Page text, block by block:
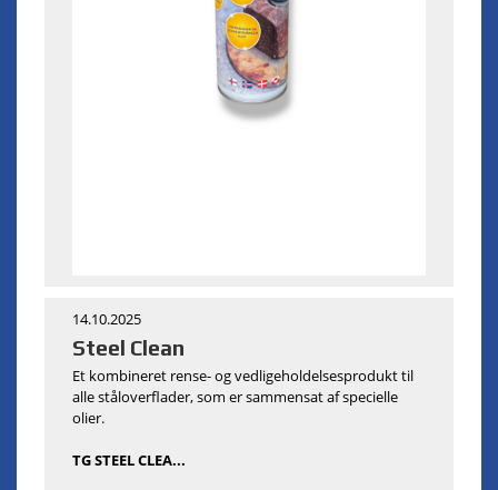
14.10.2025
Steel Clean
Et kombineret rense- og vedligeholdelsesprodukt til
alle ståloverflader, som er sammensat af specielle
olier.
TG STEEL CLEA...